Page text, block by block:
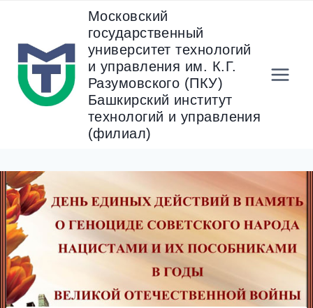
содержанию
Московский
государственный
университет технологий
и управления им. К.Г.
Разумовского (ПКУ)
Башкирский институт
технологий и управления
(филиал)